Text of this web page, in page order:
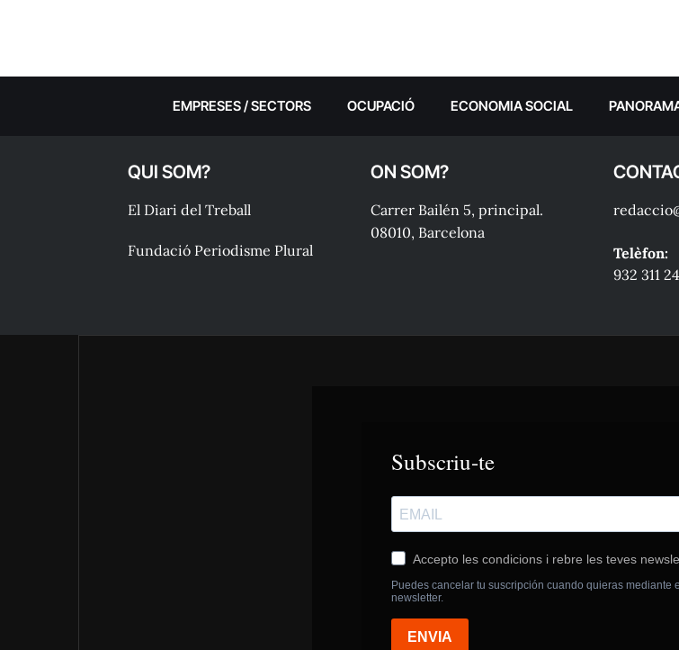
EMPRESES / SECTORS OCUPACIÓ ECONOMIA SOCIAL
QUI SOM?
El Diari del Treball
Fundació Periodisme Plural
ON SOM?
Carrer Bailén 5, principal.
08010, Barcelona
Telèfon:
932 311